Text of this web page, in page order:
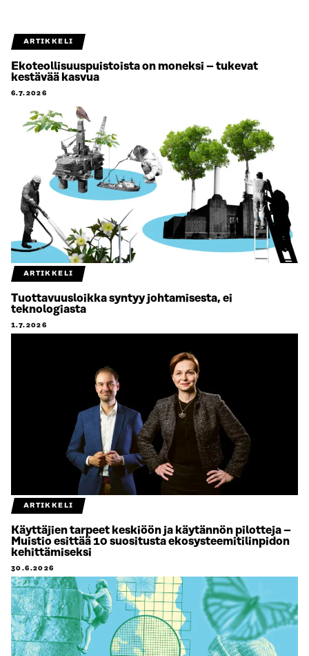
ARTIKKELI
Ekoteollisuuspuistoista on moneksi – tukevat
kestävää kasvua
6.7.2026
ARTIKKELI
Tuottavuusloikka syntyy johtamisesta, ei
teknologiasta
1.7.2026
ARTIKKELI
Käyttäjien tarpeet keskiöön ja käytännön pilotteja –
Muistio esittää 10 suositusta ekosysteemitilinpidon
kehittämiseksi
30.6.2026